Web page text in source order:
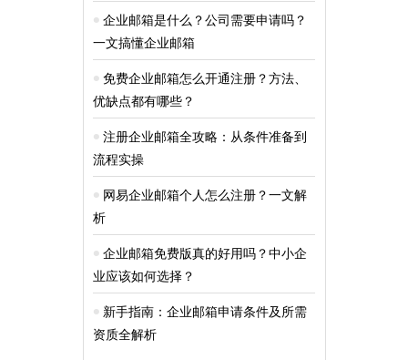
企业邮箱是什么？公司需要申请吗？
一文搞懂企业邮箱
免费企业邮箱怎么开通注册？方法、
优缺点都有哪些？
注册企业邮箱全攻略：从条件准备到
流程实操
网易企业邮箱个人怎么注册？一文解
析
企业邮箱免费版真的好用吗？中小企
业应该如何选择？
新手指南：企业邮箱申请条件及所需
资质全解析